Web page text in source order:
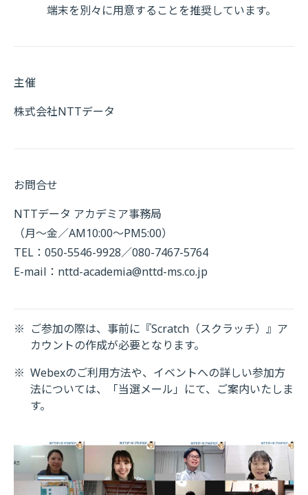
端末を別々に用意することを推奨しています。
主催
株式会社NTTデータ
お問合せ
NTTデータ アカデミア事務局
（月～金／AM10:00～PM5:00）
TEL：050-5546-9928／080-7467-5764
E-mail： nttd-academia@nttd-ms.co.jp
※ ご参加の際は、事前に『Scratch（スクラッチ）』ア
カウントの作成が必要となります。
※ Webexのご利用方法や、イベントへの詳しい参加方
法については、「当選メール」にて、ご案内いたしま
す。